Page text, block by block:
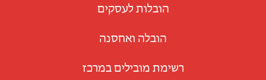
הובלות לעסקים
הובלה ואחסנה
רשימת מובילים במרכז